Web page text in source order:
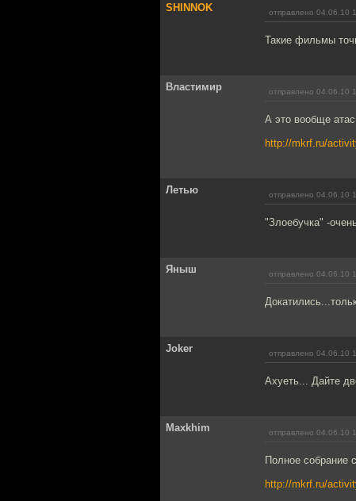
SHINNOK отправлено 04.06.10
Такие фильмы
Властимир отправлено 04.06.10
А это вообще
http://mkrf.ru/
Летью отправлено 04.06.10
"Злоебучка" -
Яныш отправлено 04.06.10
Joker отправлено 04.06.10
Ахуеть... Дайте
Maxkhim отправлено 04.06.10
Полное собрание
http://mkrf.ru/